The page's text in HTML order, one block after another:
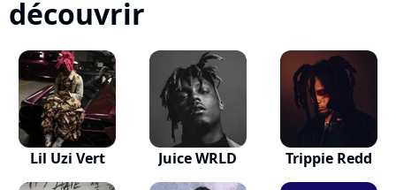
découvrir
Lil Uzi Vert Juice WRLD Trippie Redd